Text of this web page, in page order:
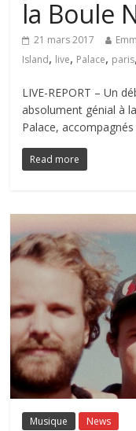
la Boule
21 mars 2017
Island, live, Palace, paris,
LIVE-REPORT – Un
absolument génial à
Palace, accompagnés
Read more
Musique News